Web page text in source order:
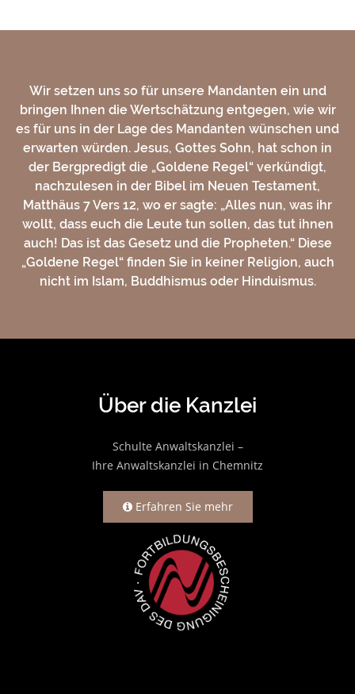
Wir setzen uns so für unsere Mandanten ein und
bringen Ihnen die Wertschätzung entgegen, wie wir
es für uns in der Lage des Mandanten wünschen und
erwarten würden. Jesus, Gottes Sohn, hat schon in
der Bergpredigt die „Goldene Regel“ verkündigt,
nachzulesen in der Bibel im Neuen Testament,
Matthäus 7 Vers 12, wo er sagte: „Alles nun, was ihr
wollt, dass euch die Leute tun sollen, das tut ihnen
auch! Das ist das Gesetz und die Propheten.“ Diese
„Goldene Regel“ finden Sie in keiner Religion, auch
nicht im Islam, Buddhismus oder Hinduismus.
Über die Kanzlei
Schulte Anwaltskanzlei –
Ihre Anwaltskanzlei in Chemnitz
Erfahren Sie mehr